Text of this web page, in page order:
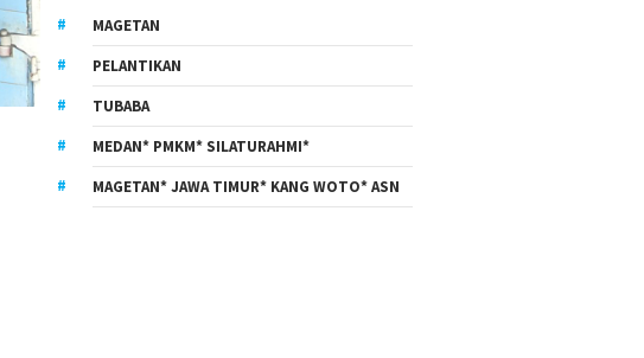
MAGETAN
PELANTIKAN
TUBABA
MEDAN* PMKM* SILATURAHMI*
MAGETAN* JAWA TIMUR* KANG WOTO* ASN